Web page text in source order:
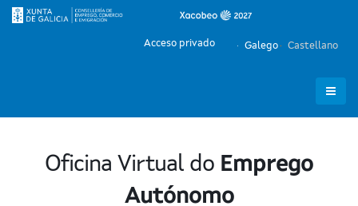
Galego Castellano
Acceso privado
Oficina Virtual do Emprego
Autónomo
mellorar